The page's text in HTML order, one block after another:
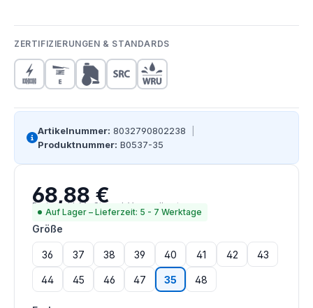
ZERTIFIZIERUNGEN & STANDARDS
Artikelnummer: 8032790802238
Produktnummer: B0537-35
Regulärer Preis:
68,88 €
Preise inkl. MwSt. zzgl. Versandkosten
Auf Lager – Lieferzeit: 5 - 7 Werktage
Größe
36 37 38 39 40 41 42 43
44 45 46 47 35 48